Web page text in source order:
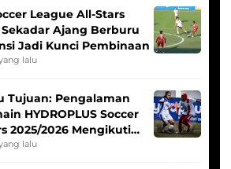
League All-Stars
Sekadar Ajang Berburu
Jadi Kunci Pembinaan
lalu
Tujuan: Pengalaman
HYDROPLUS Soccer
2025/2026 Mengikuti
Putri
lalu